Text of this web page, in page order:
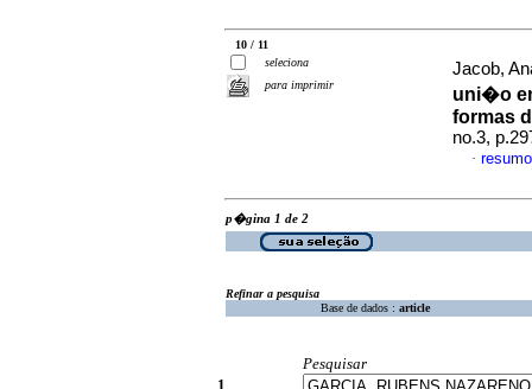
10 / 11
seleciona
para imprimir
Jacob,
uni�o
formas
no.3,
·
p�gina 1 de 2
Refinar a pesquisa
Base de dados : article
Pesquisar
1